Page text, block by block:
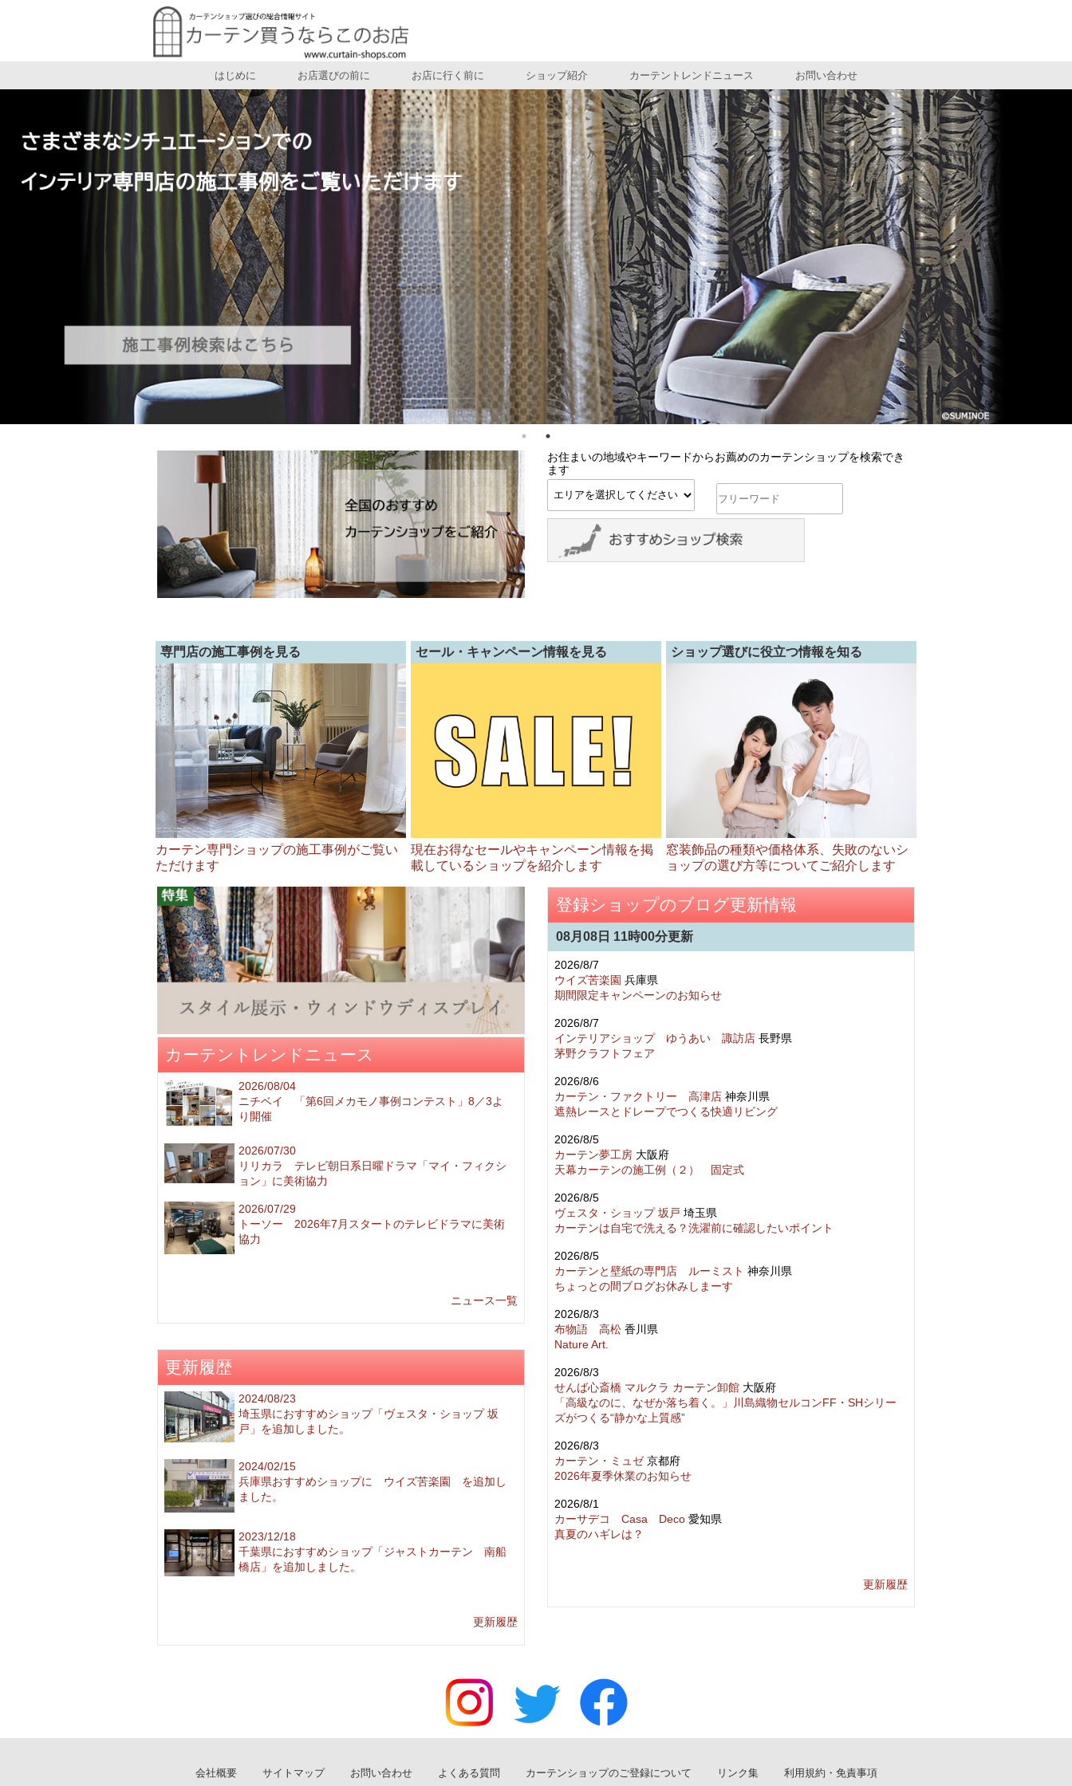
はじめに お店選びの前に お店に行く前に ショップ紹介 カーテントレンドニュース お問い合わせ
お住まいの地域やキーワードからお薦めのカーテンショップを検索でき
ます
専門店の施工事例を見る
カーテン専門ショップの施工事例がご覧い
ただけます
セール・キャンペーン情報を見る
現在お得なセールやキャンペーン情報を掲
載しているショップを紹介します
ショップ選びに役立つ情報を知る
窓装飾品の種類や価格体系、失敗のないシ
ョップの選び方等についてご紹介します
カーテントレンドニュース
2026/08/04
ニチベイ 「第6回メカモノ事例コンテスト」8／3よ
り開催
2026/07/30
リリカラ テレビ朝日系日曜ドラマ「マイ・フィクシ
ョン」に美術協力
2026/07/29
トーソー 2026年7月スタートのテレビドラマに美術
協力
ニュース一覧
更新履歴
2024/08/23
埼玉県におすすめショップ「ヴェスタ・ショップ 坂
戸」を追加しました。
2024/02/15
兵庫県おすすめショップに ウイズ苦楽園 を追加し
ました。
2023/12/18
千葉県におすすめショップ「ジャストカーテン 南船
橋店」を追加しました。
更新履歴
登録ショップのブログ更新情報
08月08日 11時00分更新
2026/8/7
ウイズ苦楽園 兵庫県
期間限定キャンペーンのお知らせ
2026/8/7
インテリアショップ ゆうあい 諏訪店 長野県
茅野クラフトフェア
2026/8/6
カーテン・ファクトリー 高津店 神奈川県
遮熱レースとドレープでつくる快適リビング
2026/8/5
カーテン夢工房 大阪府
天幕カーテンの施工例（２） 固定式
2026/8/5
ヴェスタ・ショップ 坂戸 埼玉県
カーテンは自宅で洗える？洗濯前に確認したいポイント
2026/8/5
カーテンと壁紙の専門店 ルーミスト 神奈川県
ちょっとの間ブログお休みしまーす
2026/8/3
布物語 高松 香川県
Nature Art.
2026/8/3
せんば心斎橋 マルクラ カーテン卸館 大阪府
「高級なのに、なぜか落ち着く。」川島織物セルコンFF・SHシリー
ズがつくる“静かな上質感”
2026/8/3
カーテン・ミュゼ 京都府
2026年夏季休業のお知らせ
2026/8/1
カーサデコ Casa Deco 愛知県
真夏のハギレは？
更新履歴
会社概要 サイトマップ お問い合わせ よくある質問 カーテンショップのご登録について リンク集 利用規約・免責事項